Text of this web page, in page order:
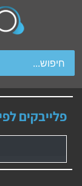
gestures.
פלייבקים